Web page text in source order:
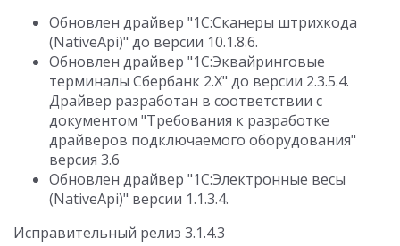
Обновлен драйвер "1С:Сканеры штрихкода
(NativeApi)" до версии 10.1.8.6.
Обновлен драйвер "1С:Эквайринговые
терминалы Сбербанк 2.Х" до версии 2.3.5.4.
Драйвер разработан в соответствии с
документом "Требования к разработке
драйверов подключаемого оборудования"
версия 3.6
Обновлен драйвер "1С:Электронные весы
(NativeApi)" версии 1.1.3.4.
Исправительный релиз 3.1.4.3